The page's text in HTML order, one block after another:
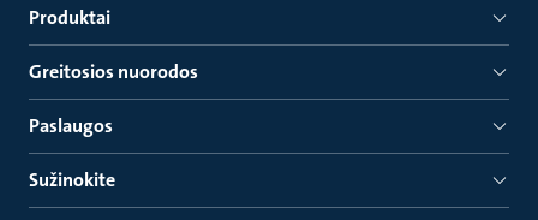
Produktai
Greitosios nuorodos
Paslaugos
Sužinokite